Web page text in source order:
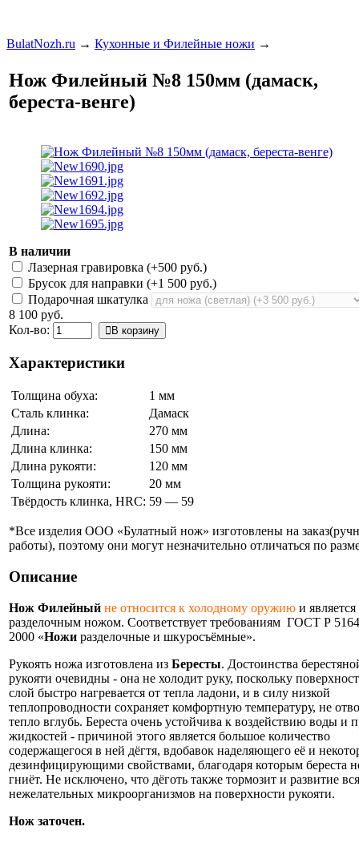
BulatNozh.ru → Кухонные и Филейные ножи →
Нож Филейный №8 150мм (дамаск,
береста-венге)
В наличии
Лазерная гравировка (+500 руб.)
Брусок для направки (+1 500 руб.)
Подарочная шкатулка
8 100 руб.
Кол-во:
В корзину
Характеристики
Толщина обуха:
1 мм
Сталь клинка:
Дамаск
Длина:
270 мм
Длина клинка:
150 мм
Длина рукояти:
120 мм
Толщина рукояти:
20 мм
Твёрдость клинка, HRC: 59 — 59
*Все изделия ООО «Булатный нож» изготовлены на
работы), поэтому они могут незначительно отличаться по
Описание
Нож Филейный не относится к холодному оружию и является
разделочным ножом. Соответствует требованиям ГОСТ Р
2000 «Ножи разделочные и шкуросъёмные».
Рукоять ножа изготовлена из Бересты. Достоинства
рукояти очевидны - она не холодит руку, поскольку
слой быстро нагревается от тепла ладони, и в силу низкой
теплопроводности сохраняет комфортную температуру, не
тепло вглубь. Береста очень устойчива к воздействию воды и
жидкостей - причиной этого является большое количество
содержащегося в ней дёгтя, вдобавок наделяющего её и
дезинфицирующими свойствами, благодаря которым береста
гниёт. Не исключено, что дёготь также тормозит и развитие
нежелательных микроорганизмов на поверхности рукояти.
Нож заточен.